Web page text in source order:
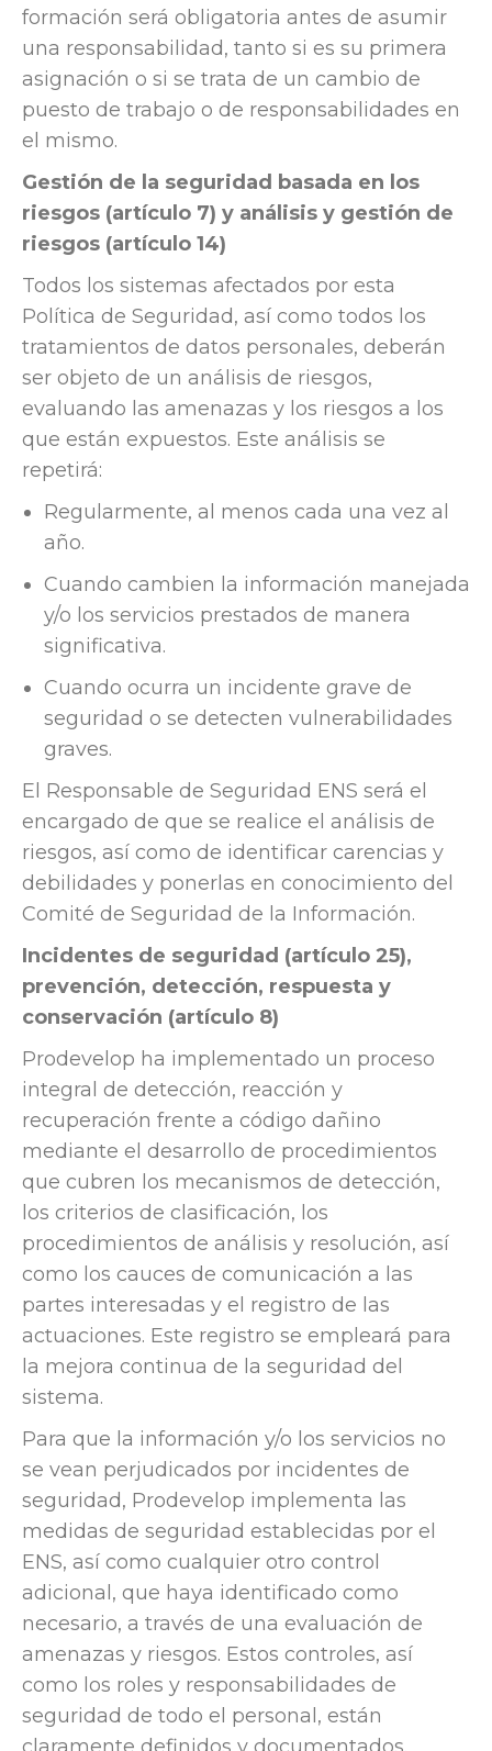
formación será obligatoria antes de asumir
una responsabilidad, tanto si es su primera
asignación o si se trata de un cambio de
puesto de trabajo o de responsabilidades en
el mismo.
Gestión de la seguridad basada en los
riesgos (artículo 7) y análisis y gestión de
riesgos (artículo 14)
Todos los sistemas afectados por esta
Política de Seguridad, así como todos los
tratamientos de datos personales, deberán
ser objeto de un análisis de riesgos,
evaluando las amenazas y los riesgos a los
que están expuestos. Este análisis se
repetirá:
Regularmente, al menos cada una vez al
año.
Cuando cambien la información manejada
y/o los servicios prestados de manera
significativa.
Cuando ocurra un incidente grave de
seguridad o se detecten vulnerabilidades
graves.
El Responsable de Seguridad ENS será el
encargado de que se realice el análisis de
riesgos, así como de identificar carencias y
debilidades y ponerlas en conocimiento del
Comité de Seguridad de la Información.
Incidentes de seguridad (artículo 25),
prevención, detección, respuesta y
conservación (artículo 8)
Prodevelop ha implementado un proceso
integral de detección, reacción y
recuperación frente a código dañino
mediante el desarrollo de procedimientos
que cubren los mecanismos de detección,
los criterios de clasificación, los
procedimientos de análisis y resolución, así
como los cauces de comunicación a las
partes interesadas y el registro de las
actuaciones. Este registro se empleará para
la mejora continua de la seguridad del
sistema.
Para que la información y/o los servicios no
se vean perjudicados por incidentes de
seguridad, Prodevelop implementa las
medidas de seguridad establecidas por el
ENS, así como cualquier otro control
adicional, que haya identificado como
necesario, a través de una evaluación de
amenazas y riesgos. Estos controles, así
como los roles y responsabilidades de
seguridad de todo el personal, están